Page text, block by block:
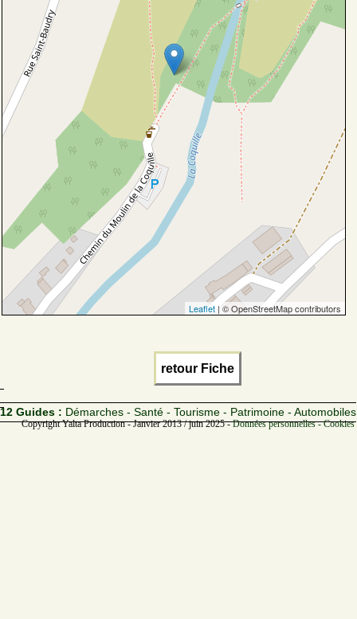
Leaflet | © OpenStreetMap contributors
retour Fiche
12 Guides : Démarches - Santé - Tourisme - Patrimoine - Automobiles
Copyright Yalta Production - Janvier 2013 / juin 2025 -Données personnelles -